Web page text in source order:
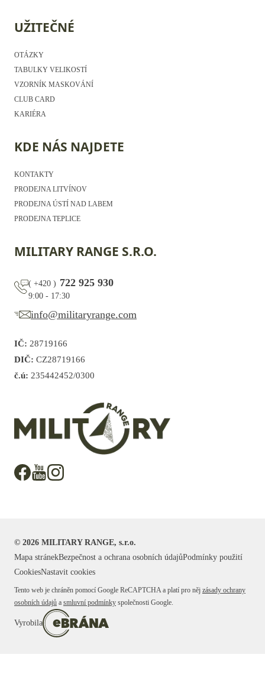
UŽITEČNÉ
OTÁZKY
TABULKY VELIKOSTÍ
VZORNÍK MASKOVÁNÍ
CLUB CARD
KARIÉRA
KDE NÁS NAJDETE
KONTAKTY
PRODEJNA LITVÍNOV
PRODEJNA ÚSTÍ NAD LABEM
PRODEJNA TEPLICE
MILITARY RANGE S.R.O.
( +420 ) 722 925 930
9:00 - 17:30
info@militaryrange.com
IČ: 28719166
DIČ: CZ28719166
č.ú: 235442452/0300
© 2026 MILITARY RANGE, s.r.o.
Mapa stránekBezpečnost a ochrana osobních údajůPodmínky použití
CookiesNastavit cookies
Tento web je chráněn pomocí Google ReCAPTCHA a platí pro něj zásady ochrany
osobních údajů a smluvní podmínky společnosti Google.
Vyrobila